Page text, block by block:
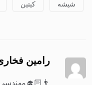
شیشه کیتین
رامین